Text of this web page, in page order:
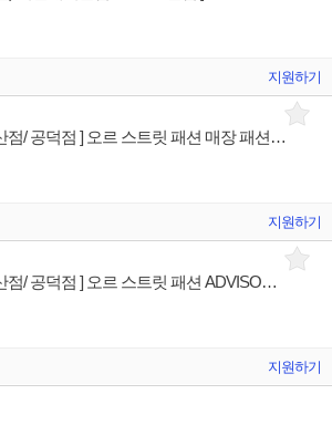
지원하기
[ ORR(오르) ] [ 오르 도산점/ 공덕점 ] 오르 스트릿 패션 매장 패션 서비스 판매전문사원
지원하기
[ ORR(오르) ] [ 오르 도산점/ 공덕점 ] 오르 스트릿 패션 ADVISOR 매장판매직원
지원하기